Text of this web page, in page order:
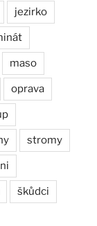
jezirko
maso
oprava
stromy
škůdci